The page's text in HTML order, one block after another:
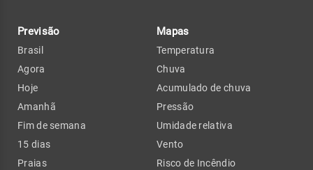
Previsão
Brasil
Agora
Hoje
Amanhã
Fim de semana
15 dias
Praias
Mapas
Temperatura
Chuva
Acumulado de chuva
Pressão
Umidade relativa
Vento
Risco de Incêndio